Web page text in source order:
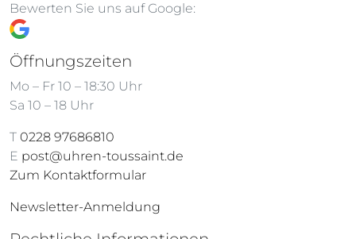
Bewerten Sie uns auf Google:
Öffnungszeiten
Mo – Fr 10 – 18:30 Uhr
Sa 10 – 18 Uhr
T 0228 97686810
E post@uhren-toussaint.de
Zum Kontaktformular
Newsletter-Anmeldung